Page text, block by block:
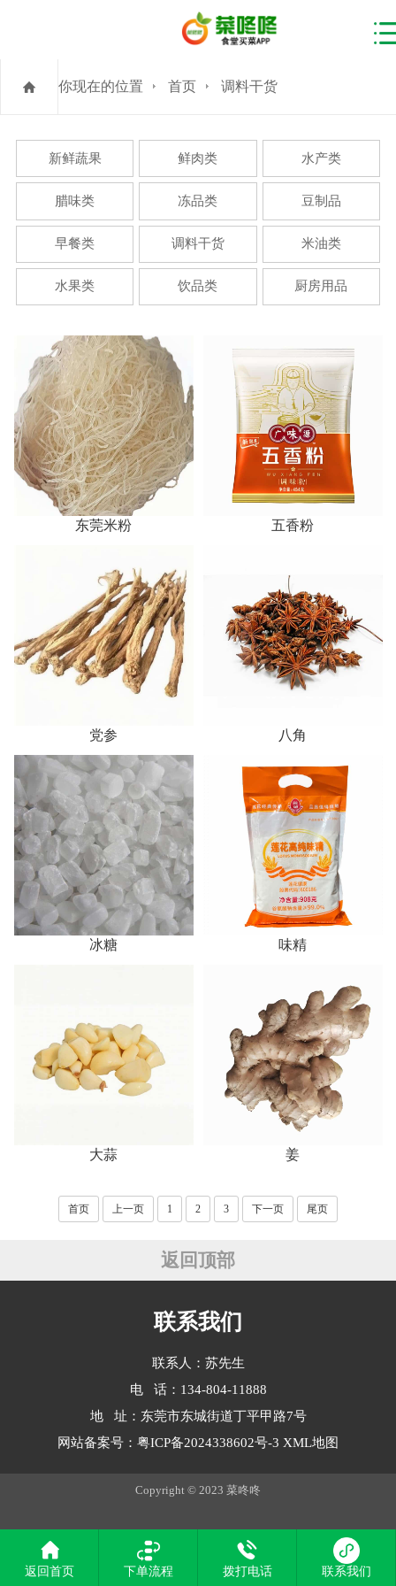
你现在的位置 首页 调料干货
新鲜蔬果 鲜肉类 水产类
腊味类 冻品类 豆制品
早餐类 调料干货 米油类
水果类 饮品类 厨房用品
东莞米粉 五香粉
党参 八角
冰糖 味精
大蒜 姜
首页 上一页 1 2 3 下一页 尾页
返回顶部
联系我们
联系人：苏先生
电 话：134-804-11888
地 址：东莞市东城街道丁平甲路7号
网站备案号： 粤ICP备2024338602号-3 XML地图
Copyright © 2023 菜咚咚
返回首页 下单流程 拨打电话 联系我们